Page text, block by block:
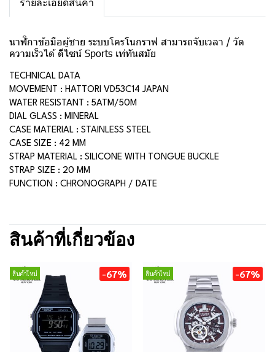
รายละเอียดสินค้า
นาฬิกาข้อมือผู้ชาย ระบบโครโนกราฟ สามารถจับเวลา / วัด
ความเร็วได้ ดีไซน์ Sports เท่ทันสมัย
TECHNICAL DATA
MOVEMENT : HATTORI VD53C14 JAPAN
WATER RESISTANT : 5ATM/50M
DIAL GLASS : MINERAL
CASE MATERIAL : STAINLESS STEEL
CASE SIZE : 42 MM
STRAP MATERIAL : SILICONE WITH TONGUE BUCKLE
STRAP SIZE : 20 MM
FUNCTION : CHRONOGRAPH / DATE
สินค้าที่เกี่ยวข้อง
สินค้าใหม่ -67% สินค้าใหม่ -67%